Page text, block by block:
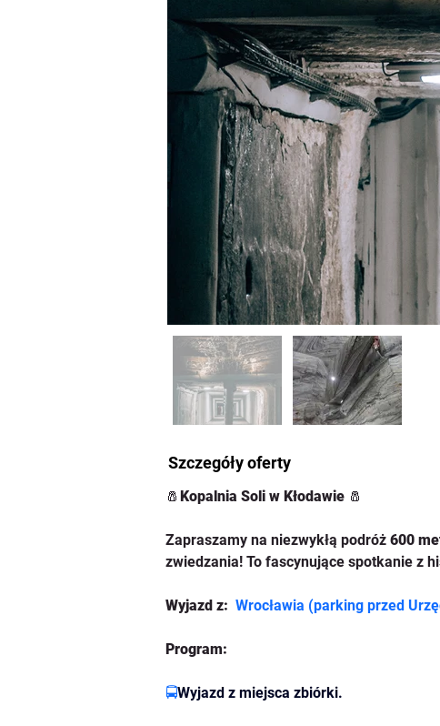
Szczegóły oferty
🧂 Kopalnia Soli w Kłodawie 🧂
Zapraszamy na niezwykłą podróż 600
zwiedzania! To fascynujące spotkanie z
Wyjazd z: Wrocławia (parking przed
Program:
🚍Wyjazd z miejsca zbiórki.